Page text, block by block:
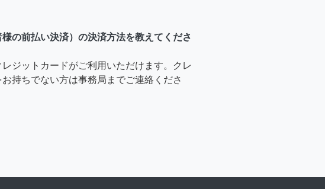
の前払い決済）の決済方法を教えてくださ
ジットカードがご利用いただけます。クレ
持ちでない方は事務局までご連絡くださ